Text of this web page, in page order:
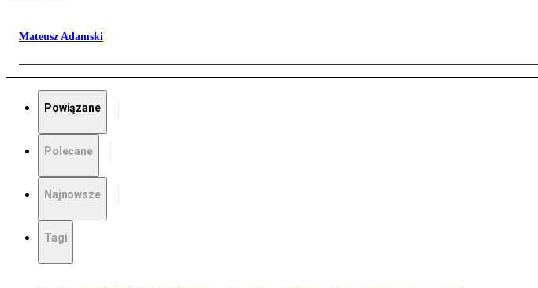
Mateusz Adamski
Powiązane
Polecane
Najnowsze
Tagi